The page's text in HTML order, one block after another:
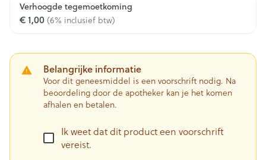
Verhoogde tegemoetkoming
€ 1,00(6% inclusief btw)
Belangrijke informatie
Voor dit geneesmiddel is een voorschrift nodig. Na
beoordeling door de apotheker kan je het komen
afhalen en betalen.
Ik weet dat dit product een voorschrift
vereist.